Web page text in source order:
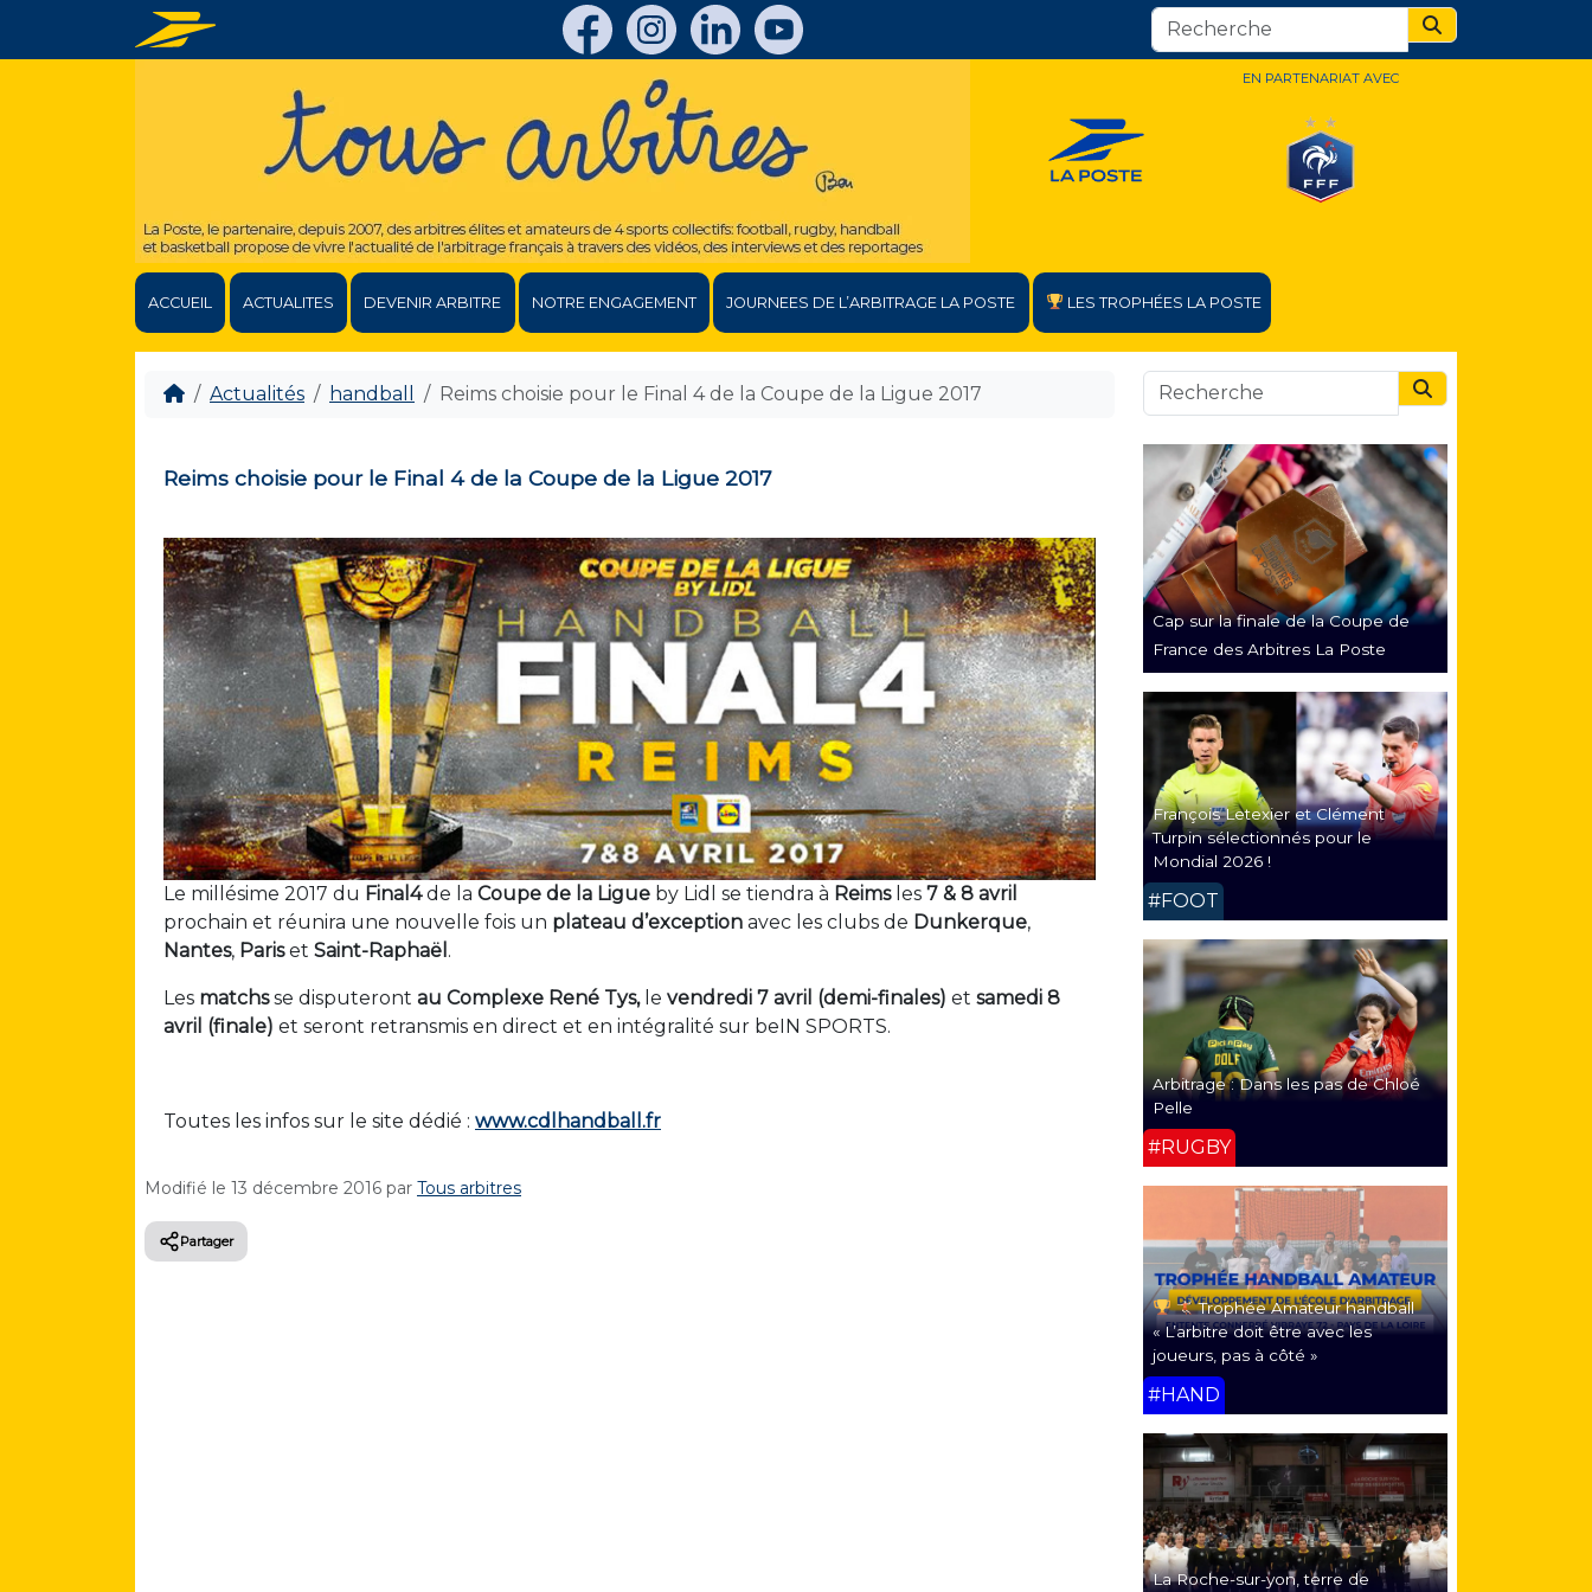
Search
EN PARTENARIAT AVEC
ACCUEIL ACTUALITES DEVENIR ARBITRE NOTRE ENGAGEMENT JOURNEES DE L’ARBITRAGE LA POSTE LES TROPHÉES LA POSTE
Actualités handball Reims choisie pour le Final 4 de la Coupe de la Ligue 2017
Reims choisie pour le Final 4 de la Coupe de la Ligue 2017
Le millésime 2017 du Final4de la Coupe de la Ligue by Lidl se tiendra à Reimsles 7 & 8 avril
prochain et réunira une nouvelle fois un plateau d’exception avec les clubs de Dunkerque,
Nantes, Pariset Saint-Raphaël .
Les matchsse disputeront au Complexe René Tys,le vendredi 7 avril (demi-finales) et samedi 8
avril (finale) et seront retransmis en direct et en intégralité sur beIN SPORTS.
Toutes les infos sur le site dédié : www.cdlhandball.fr
Modifié le 13 décembre 2016 par Tous arbitres
Partager
Search
Cap sur la finale de la Coupe de
France des Arbitres La Poste
François Letexier et Clément
Turpin sélectionnés pour le
Mondial 2026 !
#FOOT
Arbitrage : Dans les pas de Chloé
Pelle
#RUGBY
Trophée Amateur handball
« L’arbitre doit être avec les
joueurs, pas à côté »
#HAND
La Roche-sur-yon, terre de